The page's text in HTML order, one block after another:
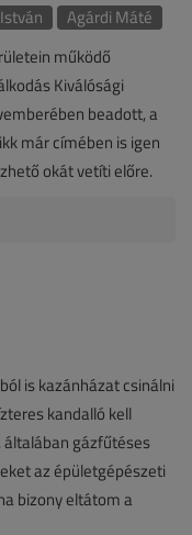
Agárdi Máté
működő
Kiválósági
beadott, a
már címében is igen
okát vetíti előre.
is kazánházat csinálni
kandalló kell
általában gázfűtéses
az épületgépészeti
bizony eltátom a